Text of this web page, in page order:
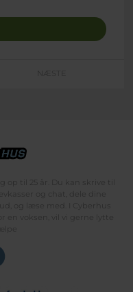
NÆSTE
til 25 år. Du kan skrive til
og chat, dele dine
og læse med. I Cyberhus
voksen, vil vi gerne lytte